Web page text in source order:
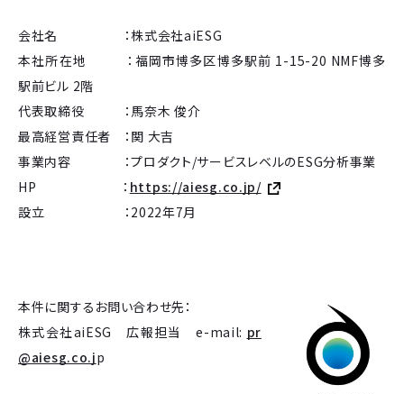
会社名 ：株式会社aiESG
本社所在地 ：福岡市博多区博多駅前 1-15-20 NMF博多
駅前ビル 2階
代表取締役 ：馬奈木 俊介
最高経営責任者 ：関 大吉
事業内容 ：プロダクト/サービスレベルのESG分析事業
HP ： https://aiesg.co.jp/
設立 ：2022年7月
本件に関するお問い合わせ先：
株式会社aiESG 広報担当 e-mail: pr
@aiesg.co.jp